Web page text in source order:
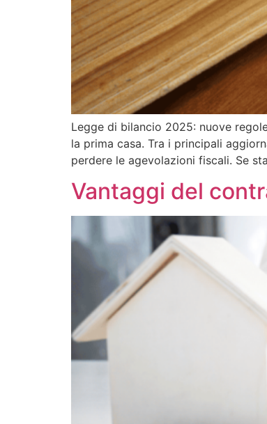
Legge di bilancio 2025: nuove
la prima casa. Tra i principali
perdere le agevolazioni fiscali. Se
Vantaggi del